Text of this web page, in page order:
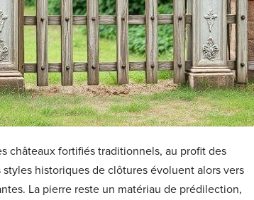
châteaux fortifiés traditionnels, au profit des
historiques de clôtures évoluent alors vers
La pierre reste un matériau de prédilection,